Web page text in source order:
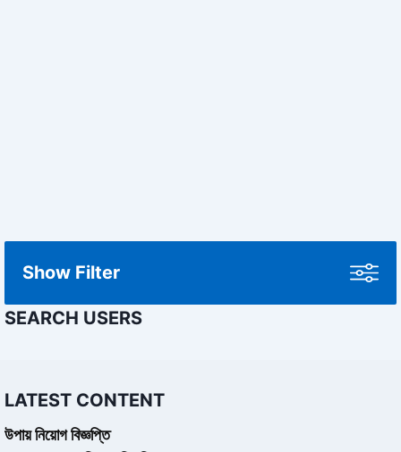
Show Filter
SEARCH USERS
LATEST CONTENT
উপায় নিয়োগ বিজ্ঞপ্তি